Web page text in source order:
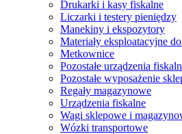
Drukarki i kasy fiskalne
Liczarki i testery pieniędzy
Manekiny i ekspozytory
Materiały eksploatacyjne
Metkownice
Pozostałe urządzenia
Pozostałe wyposażenie
Regały magazynowe
Urządzenia fiskalne
Wagi sklepowe i
Wózki transportowe